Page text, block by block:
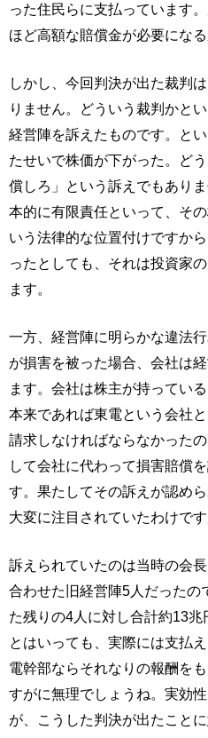
った住民らに支払っています
ほど高額な賠償金が必要になる
しかし、今回判決が出た裁判
りません。どういう裁判かと
経営陣を訴えたものです。と
たせいで株価が下がった。ど
償しろ」という訴えでもあり
本的に有限責任といって、そ
いう法律的な位置付けですか
ったとしても、それは投資家
ます。
一方、経営陣に明らかな違法
が損害を被った場合、会社は
ます。会社は株主が持ってい
本来であれば東電という会社
請求しなければならなかった
して会社に代わって損害賠償
す。果たしてその訴えが認め
大変に注目されていたわけで
訴えられていたのは当時の会
合わせた旧経営陣5人だったの
た残りの4人に対し合計約13兆
とはいっても、実際には支払
電幹部ならそれなりの報酬を
すがに無理でしょうね。実効
が、こうした判決が出たこと